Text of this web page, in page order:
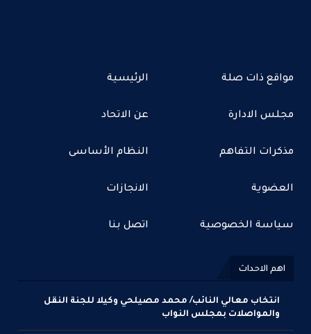
مواقع ذات صلة الرئيسية
مجلس الادارة عن الاتحاد
مذكرات التفاهم النظام الأساسى
العضوية الانجازات
سياسة الخصوصية اتصل بنا
اهم الاحداث
انتخاب معالي النائب/ محمد مصيلحي وكيلا للجنة النقل
والمواصلات بمجلس النواب